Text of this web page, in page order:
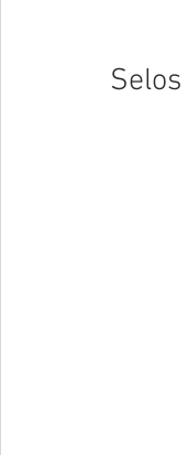
Selos